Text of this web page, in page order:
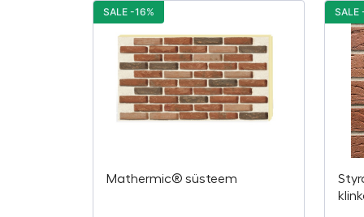
Mathermic® süsteem
SALE -16% SALE